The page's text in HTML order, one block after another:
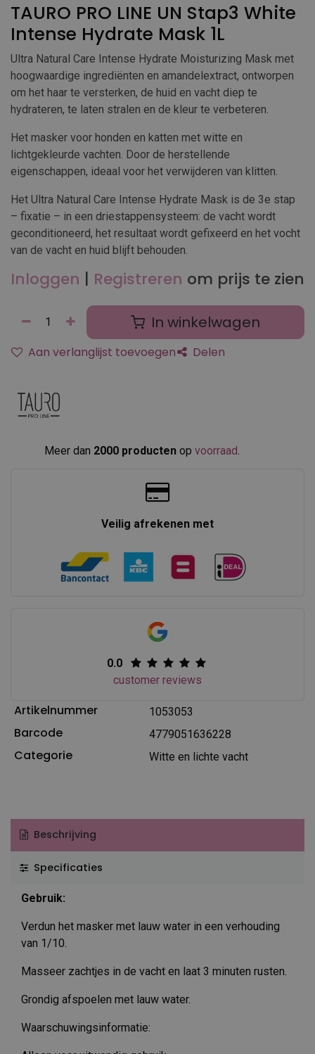
TAURO PRO LINE UN Stap3 White
Intense Hydrate Mask 1L
Ultra Natural Care Intense Hydrate Moisturizing Mask met
hoogwaardige ingrediënten en amandelextract, ontworpen
om het haar te versterken, de huid en vacht diep te
hydrateren, te laten stralen en de kleur te verbeteren.
Het masker voor honden en katten met witte en
lichtgekleurde vachten. Door de herstellende
eigenschappen, ideaal voor het verwijderen van klitten.
Het Ultra Natural Care Intense Hydrate Mask is de 3e stap
– fixatie – in een driestappensysteem: de vacht wordt
geconditioneerd, het resultaat wordt gefixeerd en het vocht
van de vacht en huid blijft behouden.
Inloggen | Registreren om prijs te zien
In winkelwagen
Aan verlanglijst toevoegen Delen
Meer dan 2000 producten op voorraad
Veilig afrekenen met
0.0
customer reviews
Artikelnummer 1053053
Barcode 4779051636228
Categorie Witte en lichte vacht
Beschrijving
Specificaties
Gebruik:
Verdun het masker met lauw water in een verhouding
van 1/10.
Masseer zachtjes in de vacht en laat 3 minuten rusten.
Grondig afspoelen met lauw water.
Waarschuwingsinformatie: